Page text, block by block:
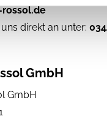
rossol.de
direkt an unter:
GmbH
GmbH